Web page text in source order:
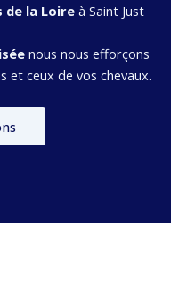
de la Loireà Saint Just
nous nous efforçons
et ceux de vos chevaux.